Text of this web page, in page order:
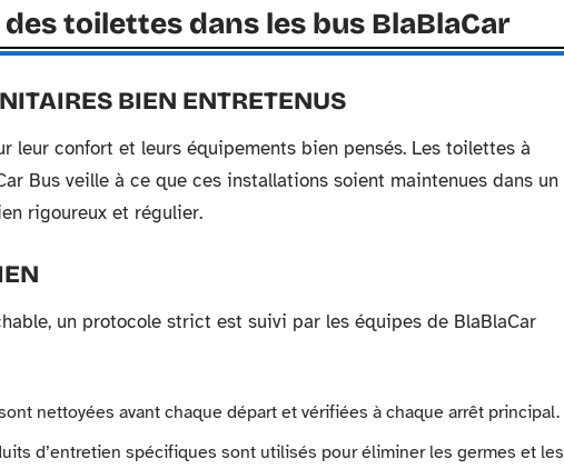
toilettes dans les bus BlaBlaCar
BIEN ENTRETENUS
leur confort et leurs équipements bien pensés. Les toilettes à
Bus veille à ce que ces installations soient maintenues dans un
rigoureux et régulier.
un protocole strict est suivi par les équipes de BlaBlaCar
nettoyées avant chaque départ et vérifiées à chaque arrêt principal.
d’entretien spécifiques sont utilisés pour éliminer les germes et les